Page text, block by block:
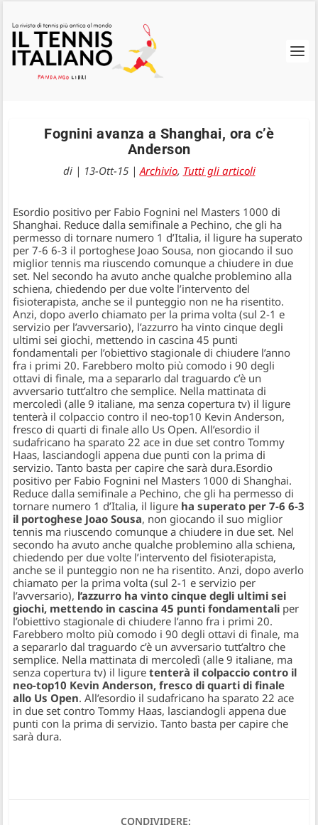
Fognini avanza a Shanghai, ora c’è
Anderson
di | 13-Ott-15|Archivio, Tutti gli articoli
Esordio positivo per Fabio Fognini nel Masters 1000 di
Shanghai. Reduce dalla semifinale a Pechino, che gli ha
permesso di tornare numero 1 d’Italia, il ligure ha superato
per 7-6 6-3 il portoghese Joao Sousa, non giocando il suo
miglior tennis ma riuscendo comunque a chiudere in due
set. Nel secondo ha avuto anche qualche problemino alla
schiena, chiedendo per due volte l’intervento del
fisioterapista, anche se il punteggio non ne ha risentito.
Anzi, dopo averlo chiamato per la prima volta (sul 2-1 e
servizio per l’avversario), l’azzurro ha vinto cinque degli
ultimi sei giochi, mettendo in cascina 45 punti
fondamentali per l’obiettivo stagionale di chiudere l’anno
fra i primi 20. Farebbero molto più comodo i 90 degli
ottavi di finale, ma a separarlo dal traguardo c’è un
avversario tutt’altro che semplice. Nella mattinata di
mercoledì (alle 9 italiane, ma senza copertura tv) il ligure
tenterà il colpaccio contro il neo-top10 Kevin Anderson,
fresco di quarti di finale allo Us Open. All’esordio il
sudafricano ha sparato 22 ace in due set contro Tommy
Haas, lasciandogli appena due punti con la prima di
servizio. Tanto basta per capire che sarà dura.Esordio
positivo per Fabio Fognini nel Masters 1000 di Shanghai.
Reduce dalla semifinale a Pechino, che gli ha permesso di
tornare numero 1 d’Italia, il ligure ha superato per 7-6 6-3
il portoghese Joao Sousa, non giocando il suo miglior
tennis ma riuscendo comunque a chiudere in due set. Nel
secondo ha avuto anche qualche problemino alla schiena,
chiedendo per due volte l’intervento del fisioterapista,
anche se il punteggio non ne ha risentito. Anzi, dopo averlo
chiamato per la prima volta (sul 2-1 e servizio per
l’avversario), l’azzurro ha vinto cinque degli ultimi sei
giochi, mettendo in cascina 45 punti fondamentali per
l’obiettivo stagionale di chiudere l’anno fra i primi 20.
Farebbero molto più comodo i 90 degli ottavi di finale, ma
a separarlo dal traguardo c’è un avversario tutt’altro che
semplice. Nella mattinata di mercoledì (alle 9 italiane, ma
senza copertura tv) il liguretenterà il colpaccio contro il
neo-top10 Kevin Anderson, fresco di quarti di finale
allo Us Open. All’esordio il sudafricano ha sparato 22 ace
in due set contro Tommy Haas, lasciandogli appena due
punti con la prima di servizio. Tanto basta per capire che
sarà dura.
CONDIVIDERE: